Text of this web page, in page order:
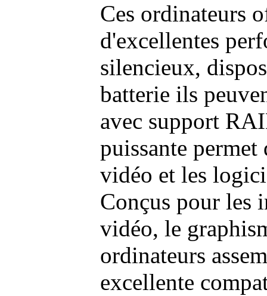
Ces ordinateurs
d'excellentes
silencieux,
batterie ils
avec support
puissante permet
vidéo et les
Conçus pour les
vidéo, le
ordinateurs
excellente